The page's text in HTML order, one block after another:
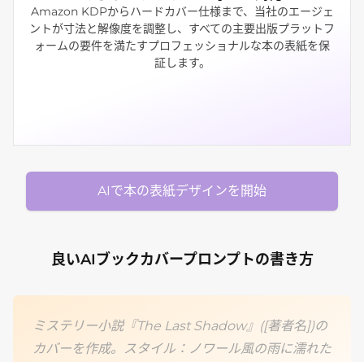
Amazon KDPからハードカバー仕様まで、当社のエージェ
ントが寸法と解像度を調整し、すべての主要出版プラットフ
ォームの要件を満たすプロフェッショナルな本の表紙を保
証します。
AIで本の表紙デザインを開始
良いAIブックカバープロンプトの書き方
ミステリー小説『The Last Shadow』([著者名])の
カバーを作成。スタイル：ノワール風の雨に濡れた